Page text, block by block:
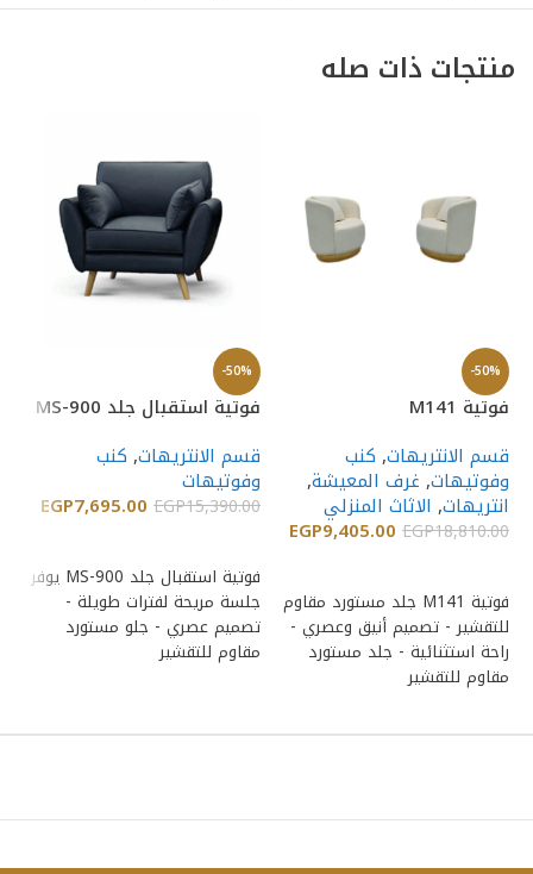
منتجات ذات صله
-50%
فوتية M141
قسم الانتريهات, كنب
وفوتيهات, غرف المعيشة,
انتريهات, الاثاث المنزلي
EGP18,810.00
EGP9,405.00
فوتية M141 جلد مستورد مقاوم
للتقشير - تصميم أنيق وعصري -
راحة استثنائية - جلد مستورد
مقاوم للتقشير
-50%
فوتية استقبال جلد MS-900
قسم الانتريهات, كنب
وفوتيهات
EGP15,390.00
EGP7,695.00
فوتية استقبال جلد MS-900 يوفر
جلسة مريحة لفترات طويلة -
تصميم عصري - جلو مستورد
مقاوم للتقشير